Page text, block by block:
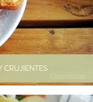
CRUJIENTES